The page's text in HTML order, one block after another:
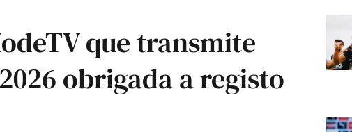
que transmite
obrigada a registo